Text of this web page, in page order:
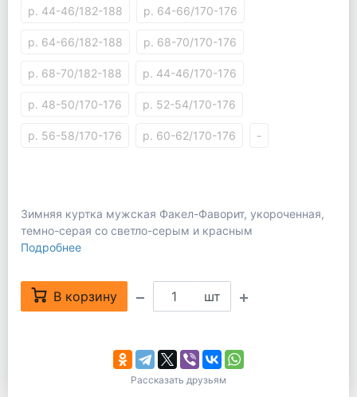
р. 44-46/182-188 р. 64-66/170-176
р. 64-66/182-188 р. 68-70/170-176
р. 68-70/182-188 р. 44-46/170-176
р. 48-50/170-176 р. 52-54/170-176
р. 56-58/170-176 р. 60-62/170-176 -
Зимняя куртка мужская Факел-Фаворит, укороченная,
темно-серая со светло-серым и красным
Подробнее
В корзину шт
Рассказать друзьям